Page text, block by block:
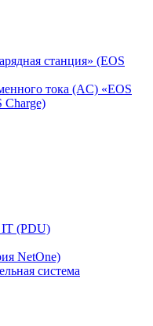
станция» (EOS
тока (AC) «EOS
Charge)
IT (PDU)
NetOne)
система